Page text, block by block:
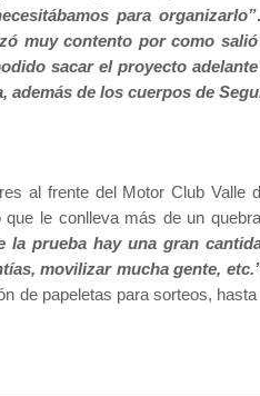
para organizarlo”.
muy contento por como salió
sacar el proyecto
además de los cuerpos de
al frente del Motor Club Valle
le conlleva más de un
la prueba hay una gran
movilizar mucha gente,
de papeletas para sorteos,